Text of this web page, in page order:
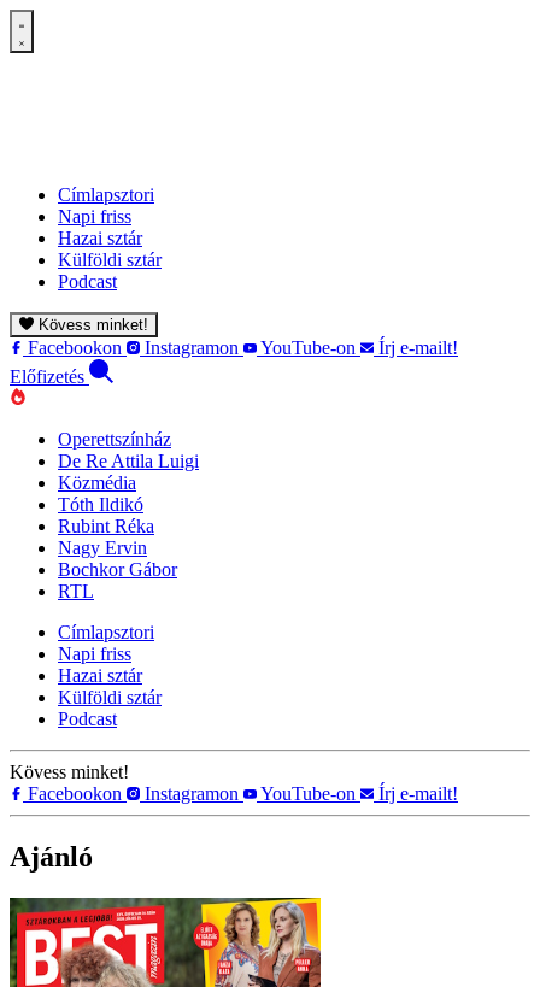
Címlapsztori
Napi friss
Hazai sztár
Külföldi sztár
Podcast
Kövess minket!
Facebookon Instagramon YouTube-on
Írj e-mailt!
Előfizetés
Operettszínház
De Re Attila Luigi
Közmédia
Tóth Ildikó
Rubint Réka
Nagy Ervin
Bochkor Gábor
RTL
Címlapsztori
Napi friss
Hazai sztár
Külföldi sztár
Podcast
Kövess minket!
Facebookon
Instagramon YouTube-on Írj e-mailt!
Ajánló